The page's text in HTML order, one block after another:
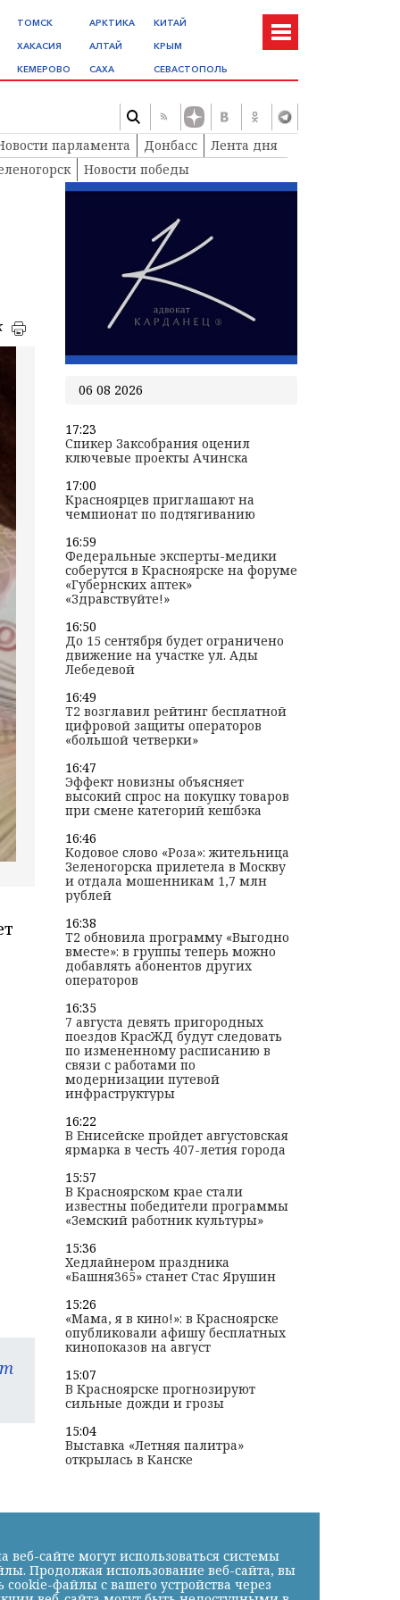
ТОМСК
ХАКАСИЯ
КЕМЕРОВО
АРКТИКА
АЛТАЙ
САХА
КИТАЙ
КРЫМ
СЕВАСТОПОЛЬ
парламента Донбасс
Лента дня
Новости победы
06 08 2026
17:23
Спикер Заксобрания оценил
ключевые проекты Ачинска
17:00
Красноярцев приглашают на
чемпионат по подтягиванию
16:59
Федеральные эксперты-медики
соберутся в Красноярске на форуме
«Губернских аптек»
«Здравствуйте!»
16:50
До 15 сентября будет ограничено
движение на участке ул. Ады
Лебедевой
16:49
T2 возглавил рейтинг бесплатной
цифровой защиты операторов
«большой четверки»
16:47
Эффект новизны объясняет
высокий спрос на покупку товаров
при смене категорий кешбэка
16:46
Кодовое слово «Роза»: жительница
Зеленогорска прилетела в Москву
и отдала мошенникам 1,7 млн
рублей
16:38
T2 обновила программу «Выгодно
вместе»: в группы теперь можно
добавлять абонентов других
операторов
16:35
7 августа девять пригородных
поездов КрасЖД будут следовать
по измененному расписанию в
связи с работами по
модернизации путевой
инфраструктуры
16:22
В Енисейске пройдет августовская
ярмарка в честь 407-летия города
15:57
В Красноярском крае стали
известны победители программы
«Земский работник культуры»
15:36
Хедлайнером праздника
«Башня365» станет Стас Ярушин
15:26
«Мама, я в кино!»: в Красноярске
опубликовали афишу бесплатных
кинопоказов на август
15:07
В Красноярске прогнозируют
сильные дожди и грозы
15:04
Выставка «Летняя палитра»
открылась в Канске
сайте могут использоваться системы
Продолжая использование веб-сайта, вы
файлы с вашего устройства через